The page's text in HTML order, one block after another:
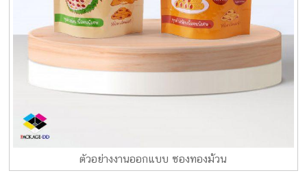
ตัวอย่างงานออกแบบ ซองทองม้วน